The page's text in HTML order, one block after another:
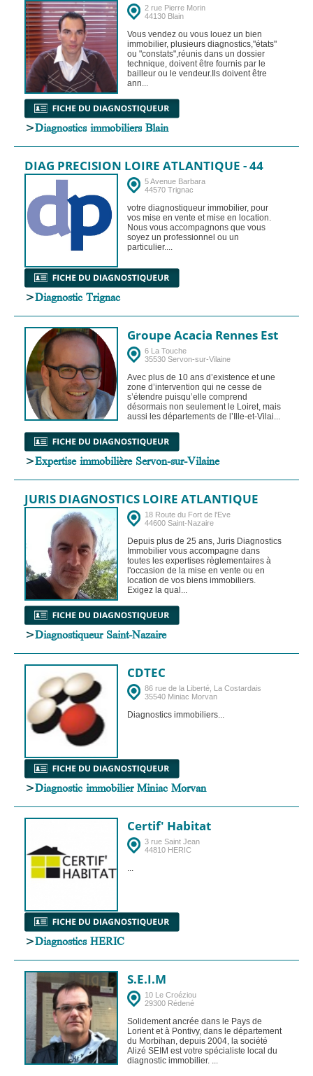
2 rue Pierre Morin
44130 Blain
Vous vendez ou vous louez un bien
immobilier, plusieurs diagnostics,"états"
ou "constats",réunis dans un dossier
technique, doivent être fournis par le
bailleur ou le vendeur.Ils doivent être
ann...
>Diagnostics immobiliers Blain
DIAG PRECISION LOIRE ATLANTIQUE - 44
5 Avenue Barbara
44570 Trignac
votre diagnostiqueur immobilier, pour
vos mise en vente et mise en location.
Nous vous accompagnons que vous
soyez un professionnel ou un
particulier....
>Diagnostic Trignac
Groupe Acacia Rennes Est
6 La Touche
35530 Servon-sur-Vilaine
Avec plus de 10 ans d’existence et une
zone d’intervention qui ne cesse de
s’étendre puisqu’elle comprend
désormais non seulement le Loiret, mais
aussi les départements de l’Ille-et-Vilai...
>Expertise immobilière Servon-sur-Vilaine
JURIS DIAGNOSTICS LOIRE ATLANTIQUE
18 Route du Fort de l'Eve
44600 Saint-Nazaire
Depuis plus de 25 ans, Juris Diagnostics
Immobilier vous accompagne dans
toutes les expertises règlementaires à
l'occasion de la mise en vente ou en
location de vos biens immobiliers.
Exigez la qual...
>Diagnostiqueur Saint-Nazaire
CDTEC
86 rue de la Liberté, La Costardais
35540 Miniac Morvan
Diagnostics immobiliers...
>Diagnostic immobilier Miniac Morvan
Certif' Habitat
3 rue Saint Jean
44810 HERIC
...
>Diagnostics HERIC
S.E.I.M
10 Le Croéziou
29300 Rédené
Solidement ancrée dans le Pays de
Lorient et à Pontivy, dans le département
du Morbihan, depuis 2004, la société
Alizé SEIM est votre spécialiste local du
diagnostic immobilier. ...